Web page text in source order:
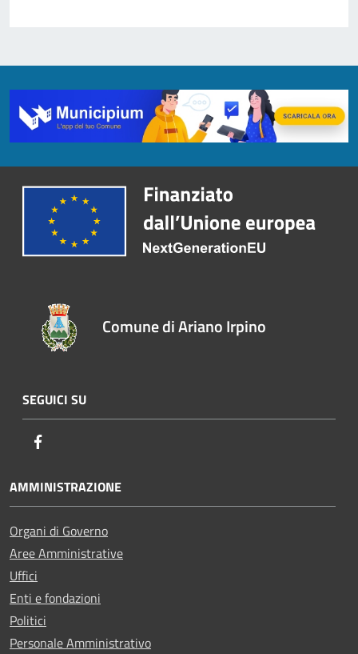
Comune di Ariano Irpino
SEGUICI SU
AMMINISTRAZIONE
Organi di Governo
Aree Amministrative
Uffici
Enti e fondazioni
Politici
Personale Amministrativo